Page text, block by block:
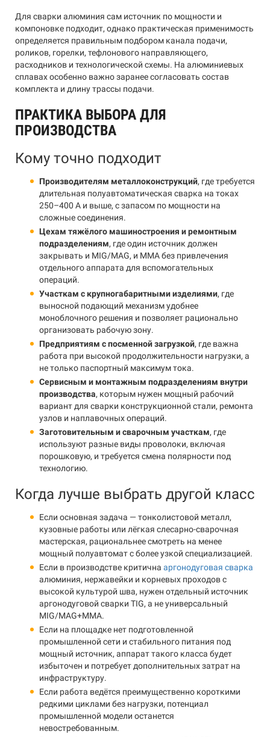
Для сварки алюминия сам источник по мощности и
компоновке подходит, однако практическая применимость
определяется правильным подбором канала подачи,
роликов, горелки, тефлонового направляющего,
расходников и технологической схемы. На алюминиевых
сплавах особенно важно заранее согласовать состав
комплекта и длину трассы подачи.
ПРАКТИКА ВЫБОРА ДЛЯ
ПРОИЗВОДСТВА
Кому точно подходит
Производителям металлоконструкций, где требуется
длительная полуавтоматическая сварка на токах
250–400 А и выше, с запасом по мощности на
сложные соединения.
Цехам тяжёлого машиностроения и ремонтным
подразделениям, где один источник должен
закрывать и MIG/MAG, и MMA без привлечения
отдельного аппарата для вспомогательных
операций.
Участкам с крупногабаритными изделиями, где
выносной подающий механизм удобнее
моноблочного решения и позволяет рационально
организовать рабочую зону.
Предприятиям с посменной загрузкой, где важна
работа при высокой продолжительности нагрузки, а
не только паспортный максимум тока.
Сервисным и монтажным подразделениям внутри
производства, которым нужен мощный рабочий
вариант для сварки конструкционной стали, ремонта
узлов и наплавочных операций.
Заготовительным и сварочным участкам, где
используют разные виды проволоки, включая
порошковую, и требуется смена полярности под
технологию.
Когда лучше выбрать другой класс
Если основная задача — тонколистовой металл,
кузовные работы или лёгкая слесарно-сварочная
мастерская, рациональнее смотреть на менее
мощный полуавтомат с более узкой специализацией.
Если в производстве критична аргонодуговая сварка
алюминия, нержавейки и корневых проходов с
высокой культурой шва, нужен отдельный источник
аргонодуговой сварки TIG, а не универсальный
MIG/MAG+MMA.
Если на площадке нет подготовленной
промышленной сети и стабильного питания под
мощный источник, аппарат такого класса будет
избыточен и потребует дополнительных затрат на
инфраструктуру.
Если работа ведётся преимущественно короткими
редкими циклами без нагрузки, потенциал
промышленной модели останется
невостребованным.